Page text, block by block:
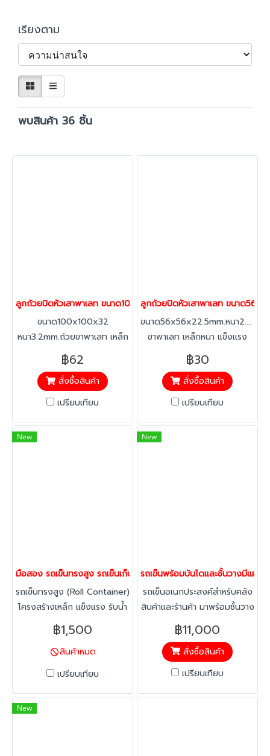
เรียงตาม
พบสินค้า 36 ชิ้น
ลูกถ้วยปิดหัวเสาพาเลท ขนาด100x100x32mm.หนา3.2mm. ลูกถ้วย
ขนาด100x100x32
หนา3.2mm.ถ้วยขาพาเลท เหล็ก
หนา แข็งแรง งานดิบไม่ชุบสี
ปากถ้วยเรียบสนิท
฿62
สั่งซื้อสินค้า
เปรียบเทียบ
ลูกถ้วยปิดหัวเสาพาเลท ขนาด
ขนาด56x56x22.5mm.หนา
ขาพาเลท เหล็กหนา แข็งแรง
งานดิบไม่ชุบสี ปากถ้วยเรียบ
สนิท
฿30
สั่งซื้อสินค้า
เปรียบเทียบ
New
มือสอง รถเข็นทรงสูง รถเข็นเก็บของ โรลเคจ รถเข็นกระจายสินค้า ส
รถเข็นทรงสูง (Roll Container)
โครงสร้างเหล็ก แข็งแรง รับน้ำ
หนักได้ดี มาพร้อมล้อคุณภาพ
สูง หมุนลื่น เคลื่อนย้ายสะดวก
เหมาะสำหรับใช้ในภาค
อุตสาหกรรมที่ต้องการเคลื่อน
ปริมาณมาก
฿1,500
สินค้าหมด
เปรียบเทียบ
New
รถเข็นพร้อมบันไดและชั้นวางมีแผง
รถเข็นอเนกประสงค์สำหรับคลัง
สินค้าและร้านค้า มาพร้อมชั้นวาง
4 ระดับ บันไดพับ ล้อหมุนได้
360 องศา เคลื่อนย้ายสะดวก
แข็งแรง คุ้มค่า ใช้งานได้จริง
฿11,000
สั่งซื้อสินค้า
เปรียบเทียบ
New